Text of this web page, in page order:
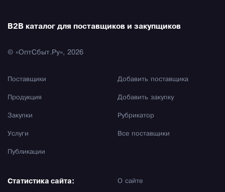
B2B каталог для поставщиков и закупщиков
© «ОптСбыт.Ру», 2026
Поставщики
Продукция
Закупки
Услуги
Публикации
Добавить поставщика
Добавить закупку
Рубрикатор
Все поставщики
О сайте
Статистика сайта: